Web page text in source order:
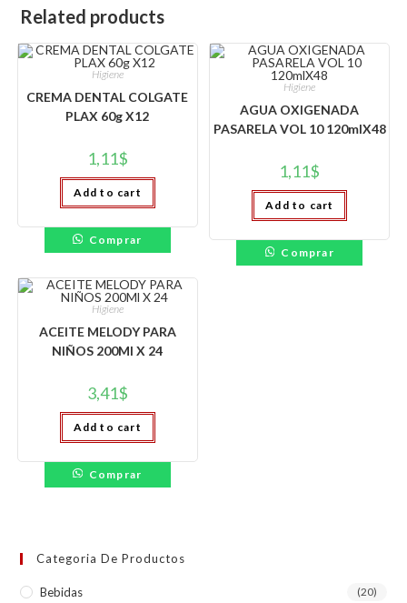
Related products
Higiene
CREMA DENTAL COLGATE
PLAX 60g X12
1,11$
Add to cart
Comprar
Higiene
AGUA OXIGENADA
PASARELA VOL 10 120mlX48
1,11$
Add to cart
Comprar
Higiene
ACEITE MELODY PARA
NIÑOS 200Ml X 24
3,41$
Add to cart
Comprar
Categoria De Productos
Bebidas (20)